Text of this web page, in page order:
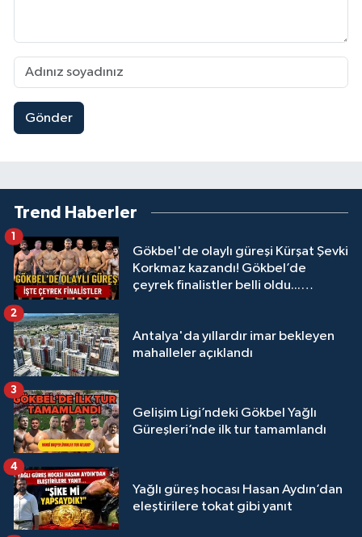
Gönder
Trend Haberler
Gökbel'de olaylı güreşi Kürşat Şevki
Korkmaz kazandı! Gökbel’de
çeyrek finalistler belli oldu...
1
Antalya'da yıllardır imar bekleyen
mahalleler açıklandı
2
Gelişim Ligi’ndeki Gökbel Yağlı
Güreşleri’nde ilk tur tamamlandı
3
Yağlı güreş hocası Hasan Aydın’dan
eleştirilere tokat gibi yanıt
4